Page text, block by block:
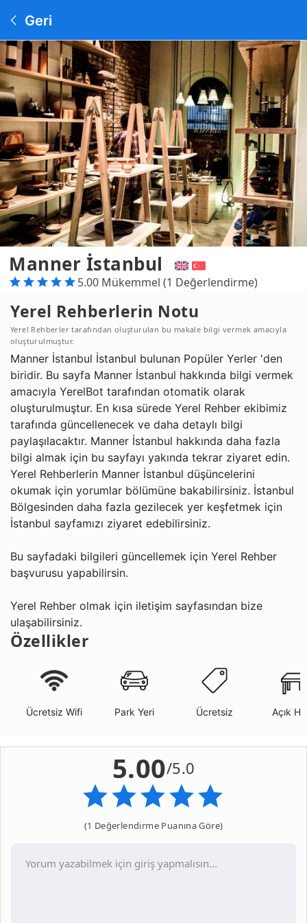
Geri
Manner İstanbul
5.00 Mükemmel (1 Değerlendirme)
Yerel Rehberlerin Notu
Yerel Rehberler tarafından oluşturulan bu makale bilgi vermek amacıyla
oluşturulmuştur.
Manner İstanbul İstanbul bulunan Popüler Yerler 'den
biridir. Bu sayfa Manner İstanbul hakkında bilgi vermek
amacıyla YerelBot tarafından otomatik olarak
oluşturulmuştur. En kısa sürede Yerel Rehber ekibimiz
tarafında güncellenecek ve daha detaylı bilgi
paylaşılacaktır. Manner İstanbul hakkında daha fazla
bilgi almak için bu sayfayı yakında tekrar ziyaret edin.
Yerel Rehberlerin Manner İstanbul düşüncelerini
okumak için yorumlar bölümüne bakabilirsiniz. İstanbul
Bölgesinden daha fazla gezilecek yer keşfetmek için
İstanbul sayfamızı ziyaret edebilirsiniz.
Bu sayfadaki bilgileri güncellemek için Yerel Rehber
başvurusu yapabilirsin.
Yerel Rehber olmak için iletişim sayfasından bize
ulaşabilirsiniz.
Özellikler
Ücretsiz Wifi Park Yeri Ücretsiz Açık
5.00/5.0
(1 Değerlendirme Puanına Göre)